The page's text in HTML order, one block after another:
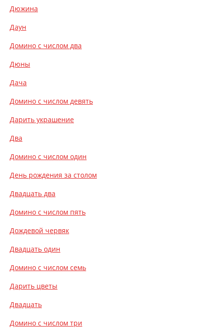
Дюжина
Даун
Домино с числом два
Дюны
Дача
Домино с числом девять
Дарить украшение
Два
Домино с числом один
День рождения за столом
Двадцать два
Домино с числом пять
Дождевой червяк
Двадцать один
Домино с числом семь
Дарить цветы
Двадцать
Домино с числом три